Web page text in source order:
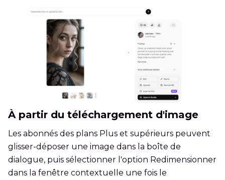
À partir du téléchargement d'image
Les abonnés des plans Plus et supérieurs peuvent
glisser-déposer une image dans la boîte de
dialogue, puis sélectionner l'option Redimensionner
dans la fenêtre contextuelle une fois le